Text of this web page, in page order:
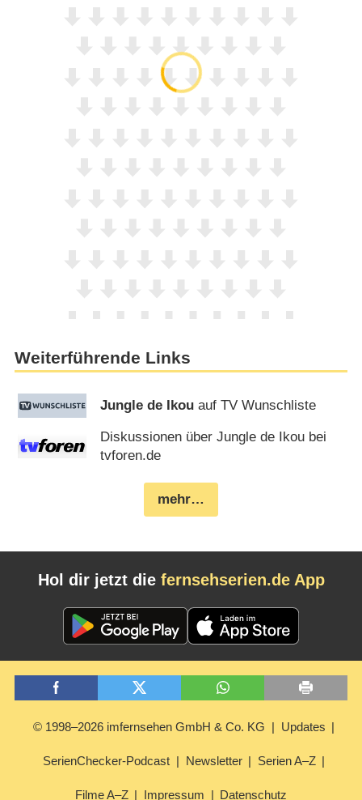
Weiterführende Links
Jungle de Ikou auf TV Wunschliste
Diskussionen über Jungle de Ikou bei
tvforen.de
mehr…
Hol dir jetzt die fernsehserien.de App
© 1998–2026 imfernsehen GmbH & Co. KG Updates
SerienChecker-Podcast Newsletter Serien A–Z
Filme A–Z Impressum Datenschutz